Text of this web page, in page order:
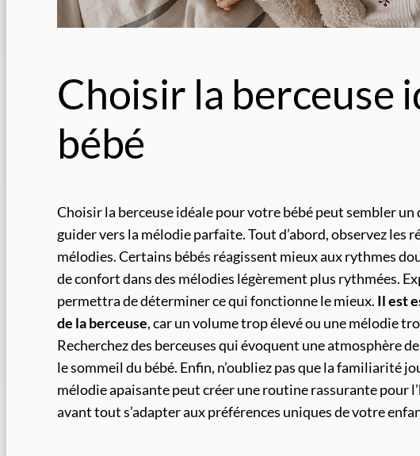
Choisir la berceuse
bébé
Choisir la berceuse idéale pour votre bébé peut sembler
guider vers la mélodie parfaite. Tout d’abord, observez
mélodies. Certains bébés réagissent mieux aux rythmes
de confort dans des mélodies légèrement plus rythmées.
permettra de déterminer ce qui fonctionne le mieux. Il est
de la berceuse, car un volume trop élevé ou une mélodie
Recherchez des berceuses qui évoquent une atmosphère
le sommeil du bébé. Enfin, n’oubliez pas que la familiarité
mélodie apaisante peut créer une routine rassurante pour
avant tout s’adapter aux préférences uniques de votre